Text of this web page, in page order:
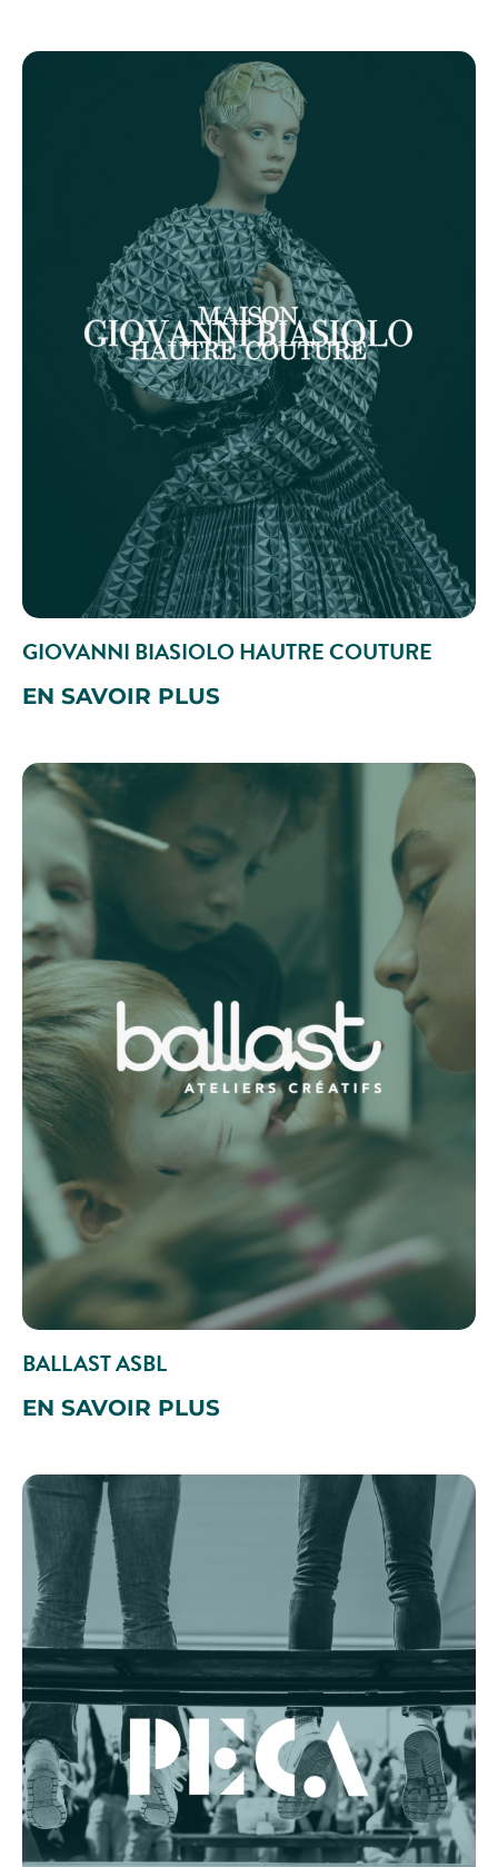
GIOVANNI BIASIOLO HAUTRE COUTURE
EN SAVOIR PLUS
BALLAST ASBL
EN SAVOIR PLUS